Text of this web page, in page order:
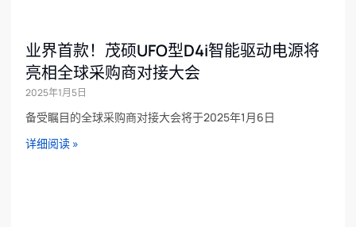
业界首款！茂硕UFO型D4i智能驱动电源将
亮相全球采购商对接大会
2025年1月5日
备受瞩目的全球采购商对接大会将于2025年1月6日
详细阅读 »